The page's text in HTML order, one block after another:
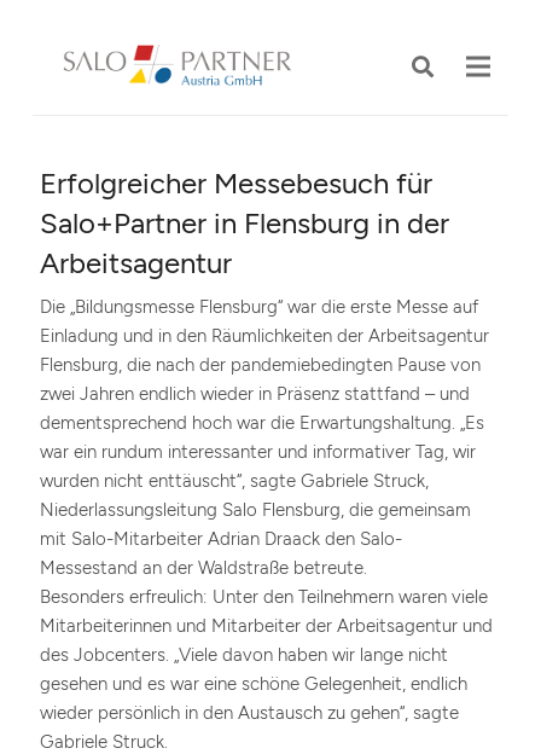
Erfolgreicher Messebesuch für
Salo+Partner in Flensburg in der
Arbeitsagentur
Die „Bildungsmesse Flensburg“ war die erste Messe auf
Einladung und in den Räumlichkeiten der Arbeitsagentur
Flensburg, die nach der pandemiebedingten Pause von
zwei Jahren endlich wieder in Präsenz stattfand – und
dementsprechend hoch war die Erwartungshaltung. „Es
war ein rundum interessanter und informativer Tag, wir
wurden nicht enttäuscht“, sagte Gabriele Struck,
Niederlassungsleitung Salo Flensburg, die gemeinsam
mit Salo-Mitarbeiter Adrian Draack den Salo-
Messestand an der Waldstraße betreute.
Besonders erfreulich: Unter den Teilnehmern waren viele
Mitarbeiterinnen und Mitarbeiter der Arbeitsagentur und
des Jobcenters. „Viele davon haben wir lange nicht
gesehen und es war eine schöne Gelegenheit, endlich
wieder persönlich in den Austausch zu gehen“, sagte
Gabriele Struck.